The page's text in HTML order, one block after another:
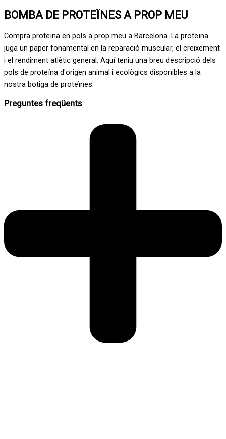
BOMBA DE PROTEÏNES A PROP MEU
Compra proteïna en pols a prop meu a Barcelona. La proteïna
juga un paper fonamental en la reparació muscular, el creixement
i el rendiment atlètic general. Aquí teniu una breu descripció dels
pols de proteïna d'origen animal i ecològics disponibles a la
nostra botiga de proteïnes:
Preguntes freqüents